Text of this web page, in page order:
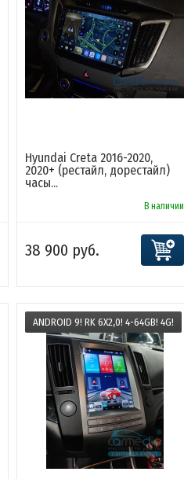
Hyundai Creta 2016-2020,
2020+ (рестайл, дорестайл)
часы...
В наличии
38 900 руб.
ANDROID 9! RK 6X2,0! 4-64GB! 4G!